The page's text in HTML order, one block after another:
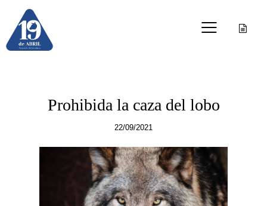
Prohibida la caza del lobo
22/09/2021